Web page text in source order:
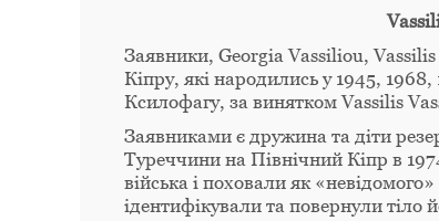
Заявники, Georgia Vassiliou,
Кіпру, які народились у 1945,
Ксилофагу, за винятком Vassilis
Заявниками є дружина та діти
Туреччини на Північний Кіпр в
війська і поховали як
ідентифікували та повернули тіло